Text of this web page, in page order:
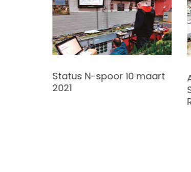
Status N-spoor 10 maart
2021